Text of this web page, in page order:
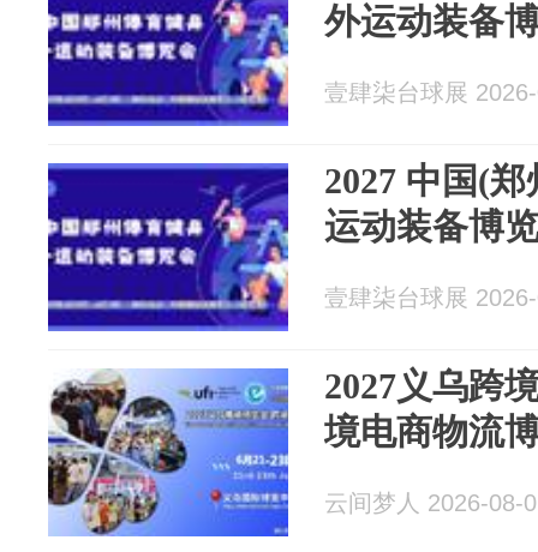
外运动装备
壹肆柒台球展
2027 中国(
运动装备博
壹肆柒台球展
2027义乌跨
境电商物流
云间梦人 2026-08-